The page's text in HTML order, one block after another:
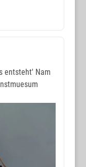
entsteht' Nam